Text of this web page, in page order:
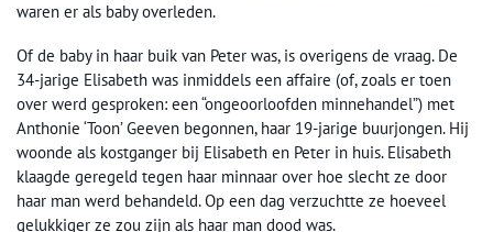
waren er als baby overleden.
Of de baby in haar buik van Peter was, is overigens de vraag. De
34-jarige Elisabeth was inmiddels een affaire (of, zoals er toen
over werd gesproken: een “ongeoorloofden minnehandel”) met
Anthonie ‘Toon’ Geeven begonnen, haar 19-jarige buurjongen. Hij
woonde als kostganger bij Elisabeth en Peter in huis. Elisabeth
klaagde geregeld tegen haar minnaar over hoe slecht ze door
haar man werd behandeld. Op een dag verzuchtte ze hoeveel
gelukkiger ze zou zijn als haar man dood was.